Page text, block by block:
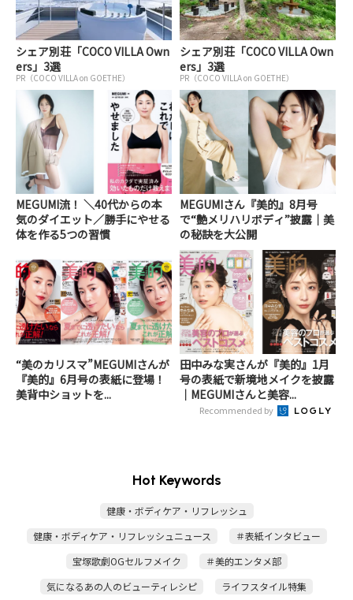
シェア別荘「COCO VILLA Own
ers」3選
PR（COCO VILLA on GOETHE）
シェア別荘「COCO VILLA Own
ers」3選
PR（COCO VILLA on GOETHE）
MEGUMI流！ ＼40代からの本
気のダイエット／勝手にやせる
体を作る5つの習慣
MEGUMIさん『美的』8月号
で“艶メリハリボディ”披露｜美
の秘訣を大公開
“美のカリスマ”MEGUMIさんが
『美的』6月号の表紙に登場！
美背中ショットを...
田中みな実さんが『美的』1月
号の表紙で新境地メイクを披露
｜MEGUMIさんと美容...
Recommended by
Hot Keywords
健康・ボディケア・リフレッシュ
健康・ボディケア・リフレッシュニュース
＃表紙インタビュー
宝塚歌劇OGセルフメイク
＃美的エンタメ部
気になるあの人のビューティレシピ
ライフスタイル特集